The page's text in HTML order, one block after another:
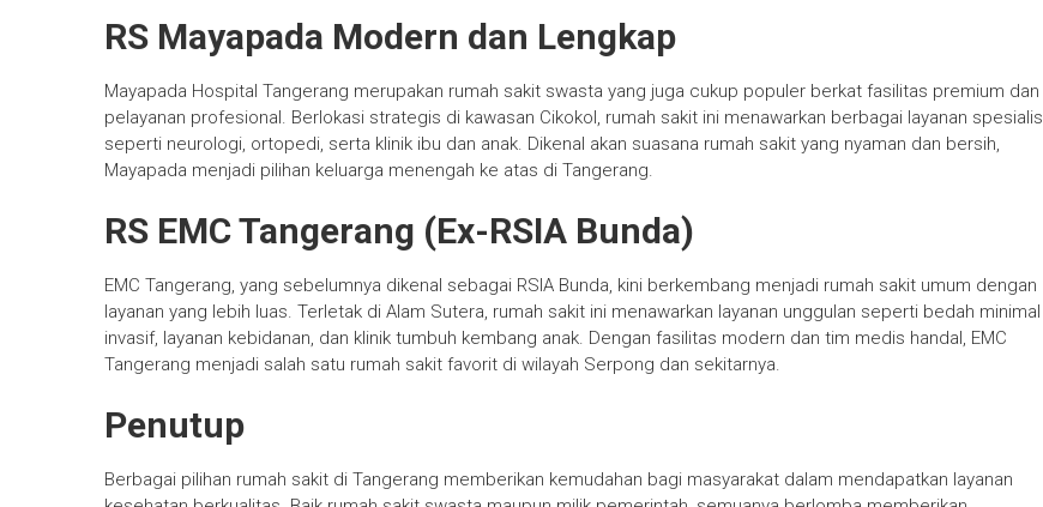
RS Mayapada Modern dan Lengkap
Mayapada Hospital Tangerang merupakan rumah sakit swasta yang juga cukup populer berkat fasilitas premium dan
pelayanan profesional. Berlokasi strategis di kawasan Cikokol, rumah sakit ini menawarkan berbagai layanan spesialis
seperti neurologi, ortopedi, serta klinik ibu dan anak. Dikenal akan suasana rumah sakit yang nyaman dan bersih,
Mayapada menjadi pilihan keluarga menengah ke atas di Tangerang.
RS EMC Tangerang (Ex-RSIA Bunda)
EMC Tangerang, yang sebelumnya dikenal sebagai RSIA Bunda, kini berkembang menjadi rumah sakit umum dengan
layanan yang lebih luas. Terletak di Alam Sutera, rumah sakit ini menawarkan layanan unggulan seperti bedah minimal
invasif, layanan kebidanan, dan klinik tumbuh kembang anak. Dengan fasilitas modern dan tim medis handal, EMC
Tangerang menjadi salah satu rumah sakit favorit di wilayah Serpong dan sekitarnya.
Penutup
Berbagai pilihan rumah sakit di Tangerang memberikan kemudahan bagi masyarakat dalam mendapatkan layanan